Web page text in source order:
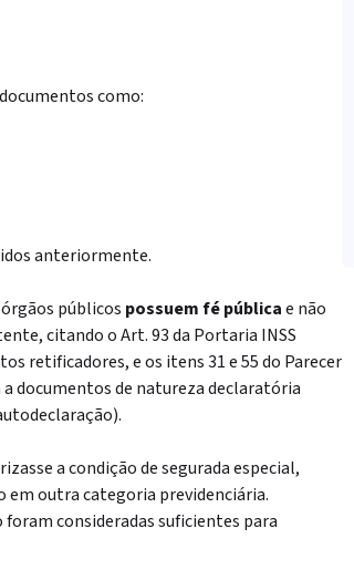
como:
anteriormente.
públicos possuem fé públicae não
citando o Art. 93 da Portaria INSS
retificadores, e os itens 31 e 55 do Parecer
documentos de natureza declaratória
.
a condição de segurada especial,
outra categoria previdenciária.
consideradas suficientes para